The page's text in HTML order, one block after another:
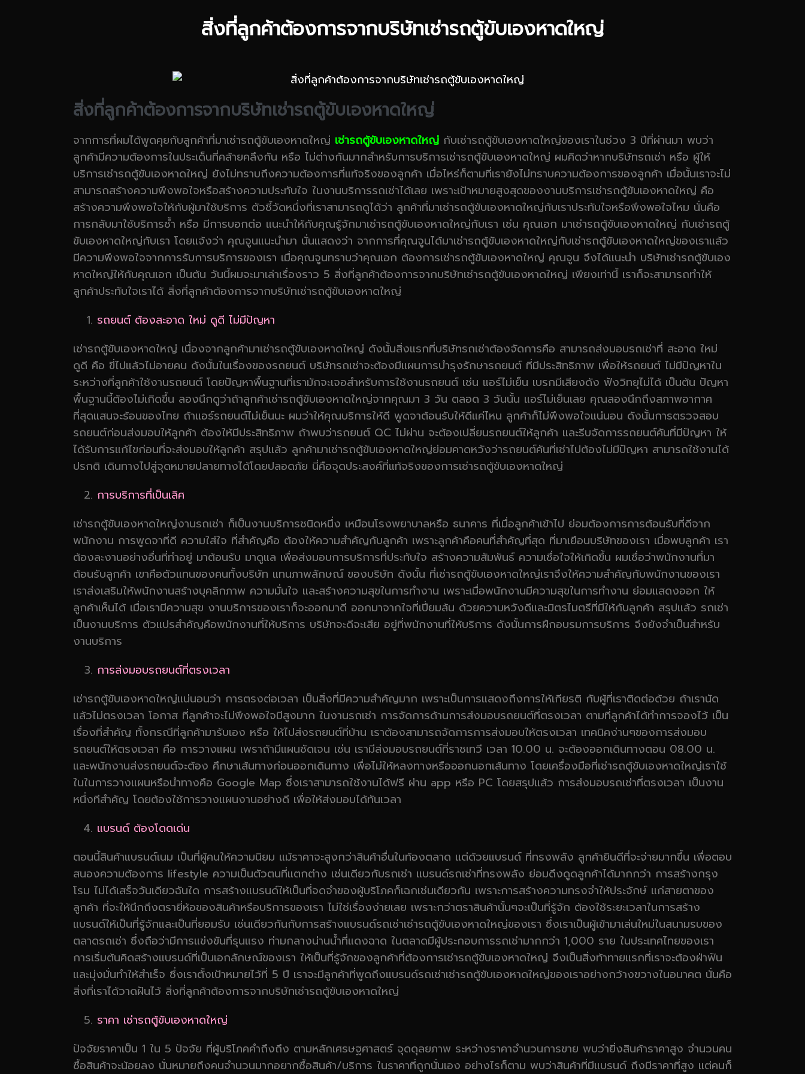
สิ่งที่ลูกค้าต้องการจากบริษัทเช่ารถตู้ขับเองหาดใหญ่
สิ่งที่ลูกค้าต้องการจากบริษัทเช่ารถตู้ขับเองหาดใหญ่
จากการที่ผมได้พูดคุยกับลูกค้าที่มาเช่ารถตู้ขับเองหาดใหญ่ เช่ารถตู้ขับเองหาดใหญ่ กับเช่ารถตู้ขับเองหาดใหญ่ของเราในช่วง 3 ปีที่ผ่านมา พบว่า
ลูกค้ามีความต้องการในประเด็นที่คล้ายคลึงกัน หรือ ไม่ต่างกันมากสำหรับการบริการเช่ารถตู้ขับเองหาดใหญ่ ผมคิดว่าหากบริษัทรถเช่า หรือ ผู้ให้
บริการเช่ารถตู้ขับเองหาดใหญ่ ยังไม่ทราบถึงความต้องการที่แท้จริงของลูกค้า เมื่อไหร่ก็ตามที่เรายังไม่ทราบความต้องการของลูกค้า เมื่อนั้นเราจะไม่
สามารถสร้างความพึงพอใจหรือสร้างความประทับใจ ในงานบริการรถเช่าได้เลย เพราะเป้าหมายสูงสุดของงานบริการเช่ารถตู้ขับเองหาดใหญ่ คือ
สร้างความพึงพอใจให้กับผู้มาใช้บริการ ตัวชี้วัดหนึ่งที่เราสามารถดูได้ว่า ลูกค้าที่มาเช่ารถตู้ขับเองหาดใหญ่กับเราประทับใจหรือพึงพอใจไหม นั่นคือ
การกลับมาใช้บริการซ้ำ หรือ มีการบอกต่อ แนะนำให้กับคุณรู้จักมาเช่ารถตู้ขับเองหาดใหญ่กับเรา เช่น คุณเอก มาเช่ารถตู้ขับเองหาดใหญ่ กับเช่ารถตู้
ขับเองหาดใหญ่กับเรา โดยแจ้งว่า คุณจูนแนะนำมา นั่นแสดงว่า จากการที่คุณจูนได้มาเช่ารถตู้ขับเองหาดใหญ่กับเช่ารถตู้ขับเองหาดใหญ่ของเราแล้ว
มีความพึงพอใจจากการรับการบริการของเรา เมื่อคุณจูนทราบว่าคุณเอก ต้องการเช่ารถตู้ขับเองหาดใหญ่ คุณจูน จึงได้แนะนำ บริษัทเช่ารถตู้ขับเอง
หาดใหญ่ให้กับคุณเอก เป็นต้น วันนี้ผมจะมาเล่าเรื่องราว 5 สิ่งที่ลูกค้าต้องการจากบริษัทเช่ารถตู้ขับเองหาดใหญ่ เพียงเท่านี้ เราก็จะสามารถทำให้
ลูกค้าประทับใจเราได้ สิ่งที่ลูกค้าต้องการจากบริษัทเช่ารถตู้ขับเองหาดใหญ่
รถยนต์ ต้องสะอาด ใหม่ ดูดี ไม่มีปัญหา
เช่ารถตู้ขับเองหาดใหญ่ เนื่องจากลูกค้ามาเช่ารถตู้ขับเองหาดใหญ่ ดังนั้นสิ่งแรกที่บริษัทรถเช่าต้องจัดการคือ สามารถส่งมอบรถเช่าที่ สะอาด ใหม่
ดูดี คือ ขี่ไปแล้วไม่อายคน ดังนั้นในเรื่องของรถยนต์ บริษัทรถเช่าจะต้องมีแผนการบำรุงรักษารถยนต์ ที่มีประสิทธิภาพ เพื่อให้รถยนต์ ไม่มีปัญหาใน
ระหว่างที่ลูกค้าใช้งานรถยนต์ โดยปัญหาพื้นฐานที่เรามักจะเจอสำหรับการใช้งานรถยนต์ เช่น แอร์ไม่เย็น เบรกมีเสียงดัง ฟังวิทยุไม่ได้ เป็นต้น ปัญหา
พื้นฐานนี้ต้องไม่เกิดขึ้น ลองนึกดูว่าถ้าลูกค้าเช่ารถตู้ขับเองหาดใหญ่จากคุณมา 3 วัน ตลอด 3 วันนั้น แอร์ไม่เย็นเลย คุณลองนึกถึงสภาพอากาศ
ที่สุดแสนจะร้อนของไทย ถ้าแอร์รถยนต์ไม่เย็นนะ ผมว่าให้คุณบริการให้ดี พูดจาต้อนรับให้ดีแค่ไหน ลูกค้าก็ไม่พึงพอใจแน่นอน ดังนั้นการตรวจสอบ
รถยนต์ก่อนส่งมอบให้ลูกค้า ต้องให้มีประสิทธิภาพ ถ้าพบว่ารถยนต์ QC ไม่ผ่าน จะต้องเปลี่ยนรถยนต์ให้ลูกค้า และรีบจัดการรถยนต์คันที่มีปัญหา ให้
ได้รับการแก้ไขก่อนที่จะส่งมอบให้ลูกค้า สรุปแล้ว ลูกค้ามาเช่ารถตู้ขับเองหาดใหญ่ย่อมคาดหวังว่ารถยนต์คันที่เช่าไปต้องไม่มีปัญหา สามารถใช้งานได้
ปรกติ เดินทางไปสู่จุดหมายปลายทางได้โดยปลอดภัย นี่คือจุดประสงค์ที่แท้จริงของการเช่ารถตู้ขับเองหาดใหญ่
การบริการที่เป็นเลิศ
เช่ารถตู้ขับเองหาดใหญ่งานรถเช่า ก็เป็นงานบริการชนิดหนึ่ง เหมือนโรงพยาบาลหรือ ธนาคาร ที่เมื่อลูกค้าเข้าไป ย่อมต้องการการต้อนรับที่ดีจาก
พนักงาน การพูดจาที่ดี ความใส่ใจ ที่สำคัญคือ ต้องให้ความสำคัญกับลูกค้า เพราะลูกค้าคือคนที่สำคัญที่สุด ที่มาเยือนบริษัทของเรา เมื่อพบลูกค้า เรา
ต้องละงานอย่างอื่นที่ทำอยู่ มาต้อนรับ มาดูแล เพื่อส่งมอบการบริการที่ประทับใจ สร้างความสัมพันธ์ ความเชื่อใจให้เกิดขึ้น ผมเชื่อว่าพนักงานที่มา
ต้อนรับลูกค้า เขาคือตัวแทนของคนทั้งบริษัท แทนภาพลักษณ์ ของบริษัท ดังนั้น ที่เช่ารถตู้ขับเองหาดใหญ่เราจึงให้ความสำคัญกับพนักงานของเรา
เราส่งเสริมให้พนักงานสร้างบุคลิกภาพ ความมั่นใจ และสร้างความสุขในการทำงาน เพราะเมื่อพนักงานมีความสุขในการทำงาน ย่อมแสดงออก ให้
ลูกค้าเห็นได้ เมื่อเรามีความสุข งานบริการของเราก็จะออกมาดี ออกมาจากใจที่เปี่ยมล้น ด้วยความหวังดีและมิตรไมตรีที่มีให้กับลูกค้า สรุปแล้ว รถเช่า
เป็นงานบริการ ตัวแปรสำคัญคือพนักงานที่ให้บริการ บริษัทจะดีจะเสีย อยู่ที่พนักงานที่ให้บริการ ดังนั้นการฝึกอบรมการบริการ จึงยังจำเป็นสำหรับ
งานบริการ
การส่งมอบรถยนต์ที่ตรงเวลา
เช่ารถตู้ขับเองหาดใหญ่แน่นอนว่า การตรงต่อเวลา เป็นสิ่งที่มีความสำคัญมาก เพราะเป็นการแสดงถึงการให้เกียรติ กับผู้ที่เราติดต่อด้วย ถ้าเรานัด
แล้วไม่ตรงเวลา โอกาส ที่ลูกค้าจะไม่พึงพอใจมีสูงมาก ในงานรถเช่า การจัดการด้านการส่งมอบรถยนต์ที่ตรงเวลา ตามที่ลูกค้าได้ทำการจองไว้ เป็น
เรื่องที่สำคัญ ทั้งกรณีที่ลูกค้ามารับเอง หรือ ให้ไปส่งรถยนต์ที่บ้าน เราต้องสามารถจัดการการส่งมอบให้ตรงเวลา เทคนิคง่านๆของการส่งมอบ
รถยนต์ให้ตรงเวลา คือ การวางแผน เพราถ้ามีแผนชัดเจน เช่น เรามีส่งมอบรถยนต์ที่ราชเทวี เวลา 10.00 น. จะต้องออกเดินทางตอน 08.00 น.
และพนักงานส่งรถยนต์จะต้อง ศึกษาเส้นทางก่อนออกเดินทาง เพื่อไม่ให้หลงทางหรือออกนอกเส้นทาง โดยเครื่องมือที่เช่ารถตู้ขับเองหาดใหญ่เราใช้
ในในการวางแผนหรือนำทางคือ Google Map ซึ่งเราสามารถใช้งานได้ฟรี ผ่าน app หรือ PC โดยสรุปแล้ว การส่งมอบรถเช่าที่ตรงเวลา เป็นงาน
หนึ่งทีสำคัญ โดยต้องใช้การวางแผนงานอย่างดี เพื่อให้ส่งมอบได้ทันเวลา
แบรนด์ ต้องโดดเด่น
ตอนนี้สินค้าแบรนด์เนม เป็นที่ผู้คนให้ความนิยม แม้ราคาจะสูงกว่าสินค้าอื่นในท้องตลาด แต่ด้วยแบรนด์ ที่ทรงพลัง ลูกค้ายินดีที่จะจ่ายมากขึ้น เพื่อตอบ
สนองความต้องการ lifestyle ความเป็นตัวตนที่แตกต่าง เช่นเดียวกับรถเช่า แบรนด์รถเช่าที่ทรงพลัง ย่อมดึงดูดลูกค้าได้มากกว่า การสร้างกรุง
โรม ไม่ได้เสร็จวันเดียวฉันใด การสร้างแบรนด์ให้เป็นที่จดจำของผู้บริโภคก็เฉกเช่นเดียวกัน เพราะการสร้างความทรงจำให้ประจักษ์ แก่สายตาของ
ลูกค้า ที่จะให้นึกถึงตรายี่ห้อของสินค้าหรือบริการของเรา ไม่ใช่เรื่องง่ายเลย เพราะกว่าตราสินค้านั้นๆจะเป็นที่รู้จัก ต้องใช้ระยะเวลาในการสร้าง
แบรนด์ให้เป็นที่รู้จักและเป็นที่ยอมรับ เช่นเดียวกันกับการสร้างแบรนด์รถเช่าเช่ารถตู้ขับเองหาดใหญ่ของเรา ซึ่งเราเป็นผู้เข้ามาเล่นใหม่ในสนามรบของ
ตลาดรถเช่า ซึ่งถือว่ามีการแข่งขันที่รุนแรง ท่ามกลางน่านน้ำที่แดงฉาด ในตลาดมีผู้ประกอบการรถเช่ามากกว่า 1,000 ราย ในประเทศไทยของเรา
การเริ่มต้นคิดสร้างแบรนด์ที่เป็นเอกลักษณ์ของเรา ให้เป็นที่รู้จักของลูกค้าที่ต้องการเช่ารถตู้ขับเองหาดใหญ่ จึงเป็นสิ่งท้าทายแรกที่เราจะต้องฝ่าฟัน
และมุ่งมั่นทำให้สำเร็จ ซึ่งเราตั้งเป้าหมายไว้ที่ 5 ปี เราจะมีลูกค้าที่พูดถึงแบรนด์รถเช่าเช่ารถตู้ขับเองหาดใหญ่ของเราอย่างกว้างขวางในอนาคต นั่นคือ
สิ่งที่เราได้วาดฝันไว้ สิ่งที่ลูกค้าต้องการจากบริษัทเช่ารถตู้ขับเองหาดใหญ่
ราคา เช่ารถตู้ขับเองหาดใหญ่
ปัจจัยราคาเป็น 1 ใน 5 ปัจจัย ที่ผู้บริโภคคำถึงถึง ตามหลักเศรษฐศาสตร์ จุดดุลยภาพ ระหว่างราคาจำนวนการขาย พบว่ายิ่งสินค้าราคาสูง จำนวนคน
ซื้อสินค้าจะน้อยลง นั่นหมายถึงคนจำนวนมากอยากซื้อสินค้า/บริการ ในราคาที่ถูกนั่นเอง อย่างไรก็ตาม พบว่าสินค้าที่มีแบรนด์ ถึงมีราคาที่สูง แต่คนก็